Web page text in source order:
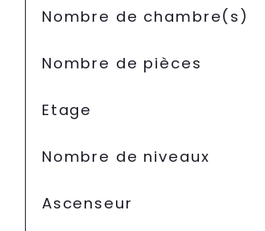
Nombre de chambre(s)
Nombre de pièces
Etage
Nombre de niveaux
Ascenseur